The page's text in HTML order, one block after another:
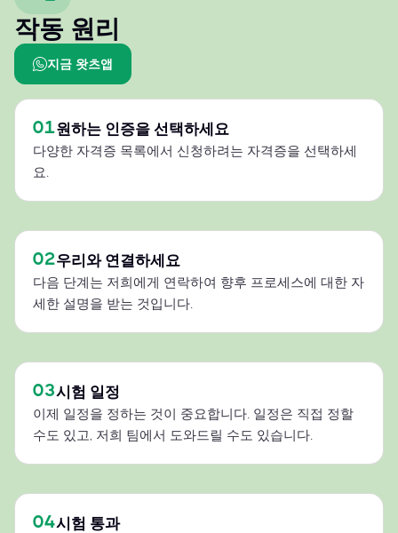
작동 원리
지금 왓츠앱
01원하는 인증을 선택하세요
다양한 자격증 목록에서 신청하려는 자격증을 선택하세
요.
02우리와 연결하세요
다음 단계는 저희에게 연락하여 향후 프로세스에 대한 자
세한 설명을 받는 것입니다.
03시험 일정
이제 일정을 정하는 것이 중요합니다. 일정은 직접 정할
수도 있고, 저희 팀에서 도와드릴 수도 있습니다.
04시험 통과